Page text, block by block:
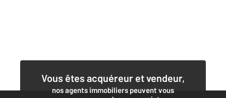
Vous êtes acquéreur et vendeur,
nos agents immobiliers peuvent vous